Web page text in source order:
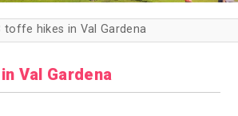
toffe hikes in Val Gardena
Val Gardena